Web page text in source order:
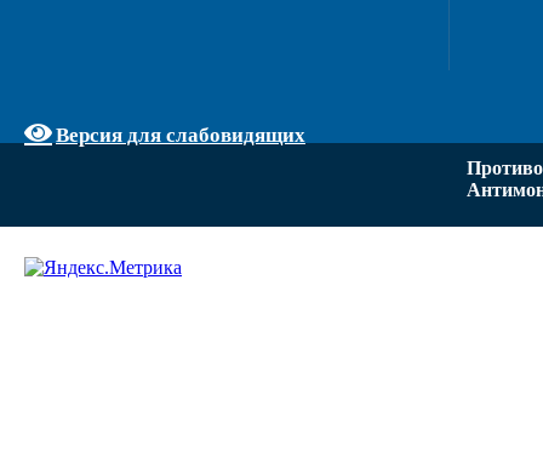
Версия для слабовидящих